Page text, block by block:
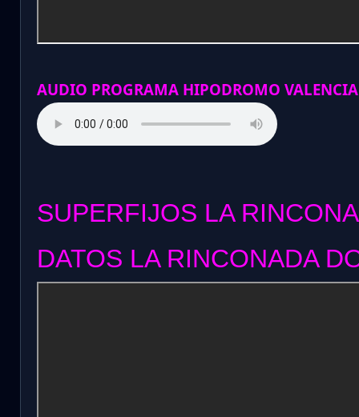
AUDIO PROGRAMA HIPODROMO
SUPERFIJOS LA
DATOS LA RINCONADA